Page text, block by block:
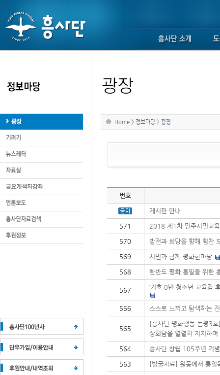
Home > 정보마당 > 광장
번호
게시판 안내
571 2018 제1차 민주시민교
570 발전과 희망을 향해 힘찬
569 시민과 함께 평화한마당
568 한반도 평화.통일을 위한
567 ‘기호 0번 청소년 교육감
566 스스로 느끼고 탐색하는
565
[흥사단 평화행동 논평3
상회담을 열렬히 지지하
564 흥사단 창립 105주년 기
563 [발굴자료] 원동에서 통일